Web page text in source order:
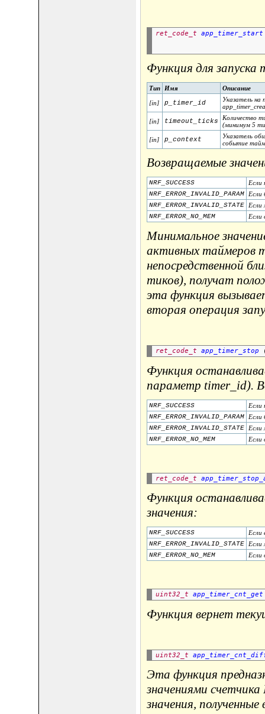
ret_code_t app_timer_start
Функция для
Тип Имя Описание
[in] p_timer_id
Указатель на
[in] timeout_ticks
Количество
(минимум 5
[in] p_context
Указатель
событие
Возвращаемые
NRF_SUCCESS
Если
NRF_ERROR_INVALID_PARAM
Если
NRF_ERROR_INVALID_STATE
Если
NRF_ERROR_NO_MEM
Если
Минимальное
активных таймеров
непосредственной
тиков), получат
эта функция
вторая операция
ret_code_t app_timer_stop
Функция
параметр timer_id).
NRF_SUCCESS
Если
NRF_ERROR_INVALID_PARAM
Если
NRF_ERROR_INVALID_STATE
Если
NRF_ERROR_NO_MEM
Если
ret_code_t
Функция
значения:
NRF_SUCCESS
Если
NRF_ERROR_INVALID_STATE
Если
NRF_ERROR_NO_MEM
Если
uint32_t app_timer_cnt_get
Функция вернет
uint32_t
Эта функция
значениями
значения,